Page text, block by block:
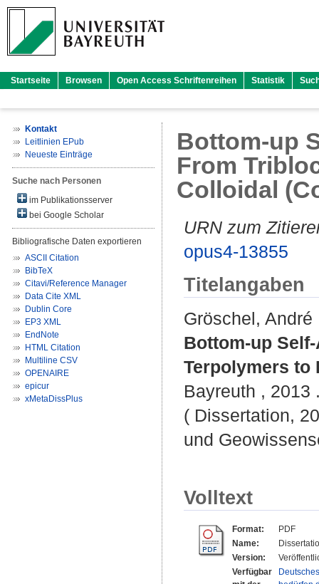
Startseite Browsen Open Access Schriftenreihen Statistik
Kontakt
Leitlinien EPub
Neueste Einträge
Suche nach Personen
im Publikationsserver
bei Google Scholar
Bibliografische Daten exportieren
ASCII Citation
BibTeX
Citavi/Reference Manager
Data Cite XML
Dublin Core
EP3 XML
EndNote
HTML Citation
Multiline CSV
OPENAIRE
epicur
xMetaDissPlus
Bottom-up
From
Colloidal
URN zum
opus4-13855
Titelangaben
Gröschel, André
Bottom-up
Terpolymers to
Bayreuth , 2013
( Dissertation,
und
Volltext
Format:
PDF
Name:
Version:
Verfügbar